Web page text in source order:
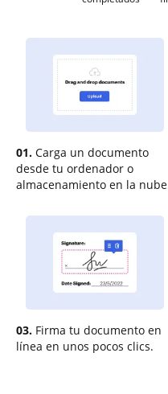
01. Carga un documento
desde tu ordenador o
almacenamiento en la
03. Firma tu documento en
línea en unos pocos clics.